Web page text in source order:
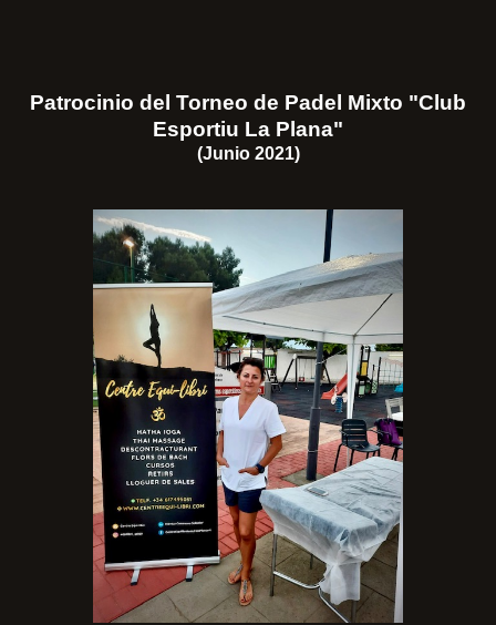
Patrocinio del Torneo de Padel Mixto "Club
Esportiu La Plana"
(Junio 2021)